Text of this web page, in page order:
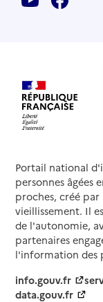
Portail national
personnes âgées
proches, créé
vieillissement. Il
de l'autonomie,
partenaires
l'information des
info.gouv.fr
data.gouv.fr